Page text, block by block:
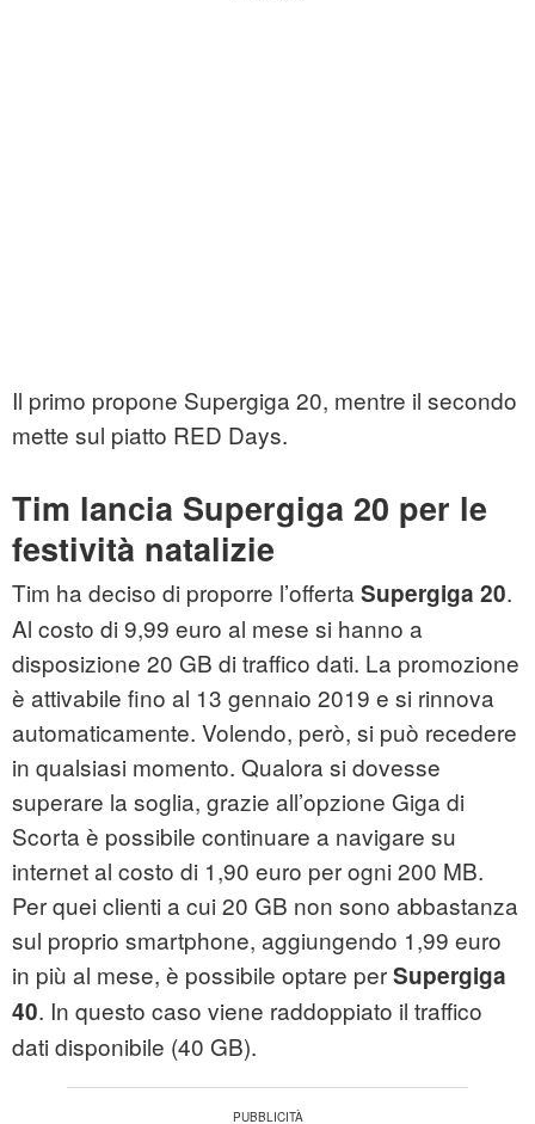
Il primo propone Supergiga 20, mentre il secondo
mette sul piatto RED Days.
Tim lancia Supergiga 20 per le
festività natalizie
Tim ha deciso di proporre l’offerta Supergiga 20.
Al costo di 9,99 euro al mese si hanno a
disposizione 20 GB di traffico dati. La promozione
è attivabile fino al 13 gennaio 2019 e si rinnova
automaticamente. Volendo, però, si può recedere
in qualsiasi momento. Qualora si dovesse
superare la soglia, grazie all’opzione Giga di
Scorta è possibile continuare a navigare su
internet al costo di 1,90 euro per ogni 200 MB.
Per quei clienti a cui 20 GB non sono abbastanza
sul proprio smartphone, aggiungendo 1,99 euro
in più al mese, è possibile optare perSupergiga
40. In questo caso viene raddoppiato il traffico
dati disponibile (40 GB).